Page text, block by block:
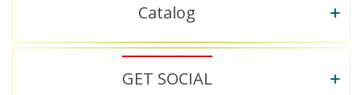
Catalog
GET SOCIAL